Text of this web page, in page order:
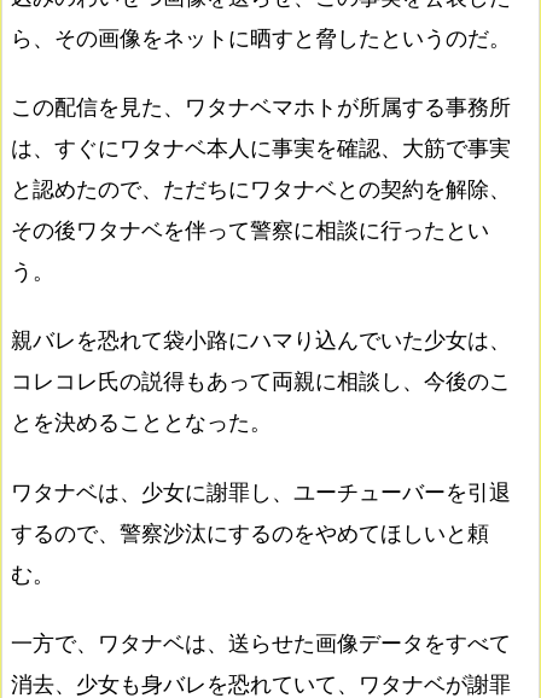
ら、その画像をネットに晒すと脅したというのだ。
この配信を見た、ワタナベマホトが所属する事務所
は、すぐにワタナベ本人に事実を確認、大筋で事実
と認めたので、ただちにワタナベとの契約を解除、
その後ワタナベを伴って警察に相談に行ったとい
う。
親バレを恐れて袋小路にハマり込んでいた少女は、
コレコレ氏の説得もあって両親に相談し、今後のこ
とを決めることとなった。
ワタナベは、少女に謝罪し、ユーチューバーを引退
するので、警察沙汰にするのをやめてほしいと頼
む。
一方で、ワタナベは、送らせた画像データをすべて
消去、少女も身バレを恐れていて、ワタナベが謝罪